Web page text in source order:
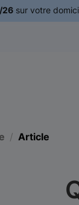
26sur votre
Article